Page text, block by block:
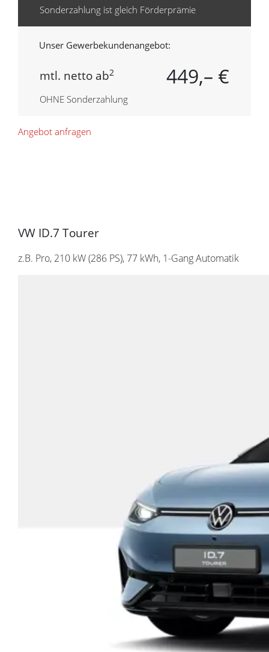
Sonderzahlung ist gleich Förderprämie
Unser Gewerbekundenangebot:
mtl. netto ab2 449,– €
OHNE Sonderzahlung
Angebot anfragen
VW ID.7 Tourer
z.B. Pro, 210 kW (286 PS), 77 kWh, 1-Gang Automatik